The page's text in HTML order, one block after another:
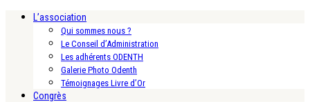
L’association
Qui sommes nous ?
Le Conseil d’Administration
Les adhérents ODENTH
Galerie Photo Odenth
Témoignages Livre d’Or
Congrès